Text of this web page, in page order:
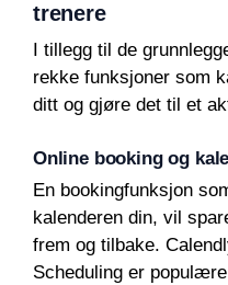
trenere
I tillegg til de
rekke funksjoner som
ditt og gjøre det til et
Online booking og
En bookingfunksjon
kalenderen din, vil
frem og tilbake.
Scheduling er